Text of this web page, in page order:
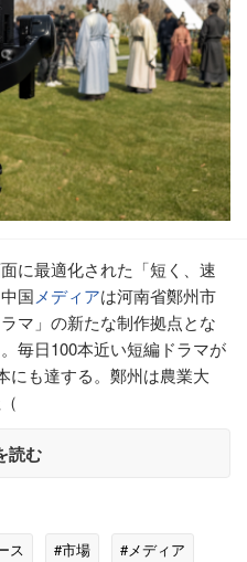
に最適化された「短く、速
国 メディアは河南省鄭州市
マ」の新たな制作拠点とな
毎日100本近い短編ドラマが
にも達する。鄭州は農業大
読む
ス #市場
#メディア